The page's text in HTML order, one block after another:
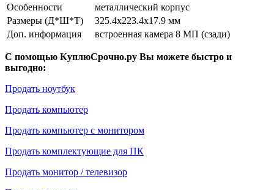
Особенности
металлический корпус
Размеры (Д*Ш*Т)
325.4x223.4x17.9 мм
Доп. информация
встроенная камера 8 МП (сзади)
С помощью КуплюСрочно.ру Вы можете быстро и
выгодно:
Продать ноутбук
Продать компьютер
Продать компьютер с монитором
Продать комплектующие для ПК
Продать монитор / телевизор